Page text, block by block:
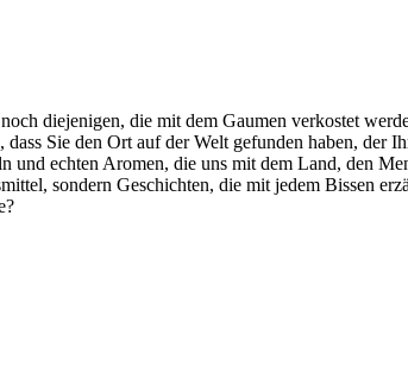
diejenigen, die mit dem Gaumen verkostet
Sie den Ort auf der Welt gefunden haben, der
und echten Aromen, die uns mit dem Land, den
sondern Geschichten, die mit jedem Bissen